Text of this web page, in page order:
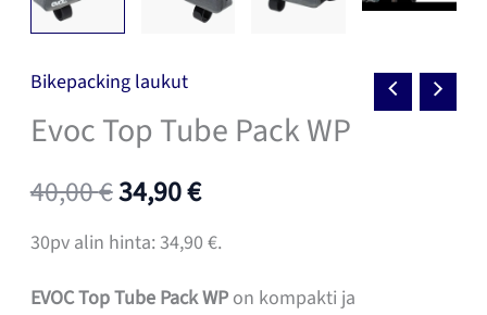
Bikepacking laukut
Evoc Top Tube Pack WP
40,00€Alkuperäinen
hinta
oli:
34,90€Nykyinen
hinta
on:
30pv alin hinta:34,90 €.
EVOC Top Tube Pack WPon kompakti ja